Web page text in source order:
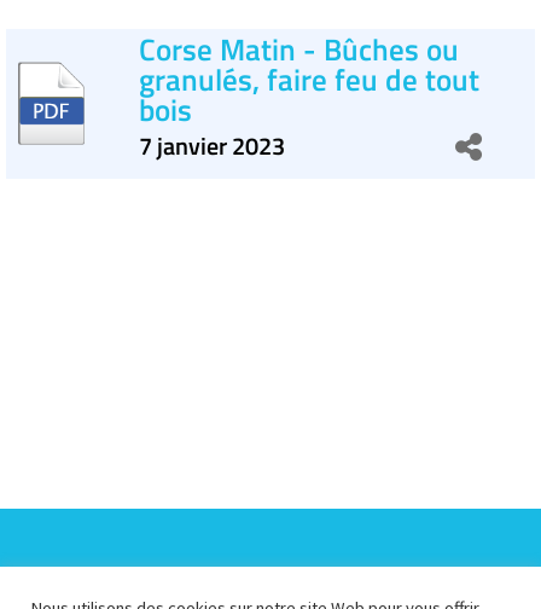
Corse Matin - Bûches ou
granulés, faire feu de tout
bois
7 janvier 2023
Espace Presse